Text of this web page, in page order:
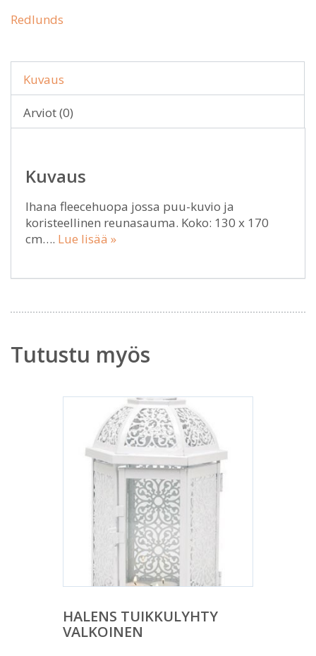
Redlunds
Kuvaus
Arviot (0)
Kuvaus
Ihana fleecehuopa jossa puu-kuvio ja
koristeellinen reunasauma. Koko: 130 x 170
cm…. Lue lisää »
Tutustu myös
HALENS TUIKKULYHTY
VALKOINEN